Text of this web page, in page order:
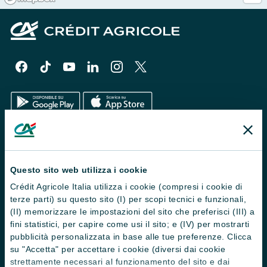
Questo sito web utilizza i cookie
Crédit Agricole Italia utilizza i cookie (compresi i cookie di
terze parti) su questo sito (I) per scopi tecnici e funzionali,
(II) memorizzare le impostazioni del sito che preferisci (III) a
fini statistici, per capire come usi il sito; e (IV) per mostrarti
pubblicità personalizzata in base alle tue preferenze. Clicca
su "Accetta" per accettare i cookie (diversi dai cookie
strettamente necessari al funzionamento del sito e dai
Trova filiali
Contattaci
Domande frequenti
Successioni
Servizi e pagamenti digitali